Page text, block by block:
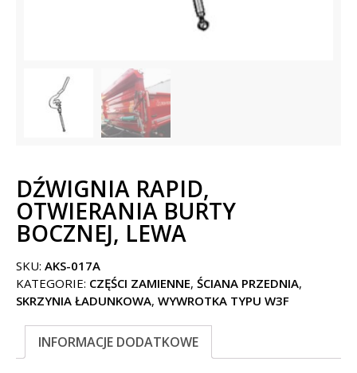
DŹWIGNIA RAPID,
OTWIERANIA BURTY
BOCZNEJ, LEWA
SKU: AKS-017A
KATEGORIE: CZĘŚCI ZAMIENNE, ŚCIANA PRZEDNIA,
SKRZYNIA ŁADUNKOWA, WYWROTKA TYPU W3F
INFORMACJE DODATKOWE